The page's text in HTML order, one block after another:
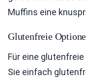
Muffins eine
Glutenfreie
Für eine
Sie einfach